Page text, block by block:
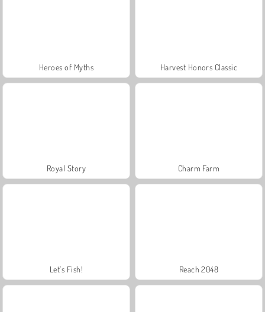
Heroes of Myths Harvest Honors Classic
Royal Story Charm Farm
Let's Fish! Reach 2048